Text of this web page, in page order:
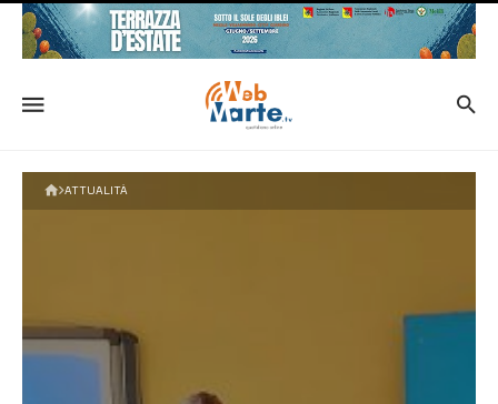
ATTUALITÀ